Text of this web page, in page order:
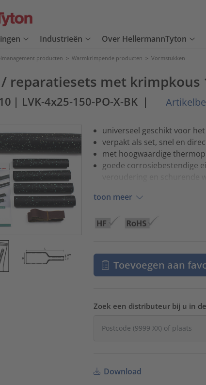
Industrieën Over HellermannTyton
producten > Warmkrimpende producten > Vormstukken
reparatiesets met krimpkous
| LVK-4x25-150-PO-X-BK |
universeel geschikt voor
verpakt als set, snel en
met hoogwaardige
goede corrosiebestendige
veroudering en schurende
toon meer
Toevoegen aan
Zoek een distributeur bij u in
Download